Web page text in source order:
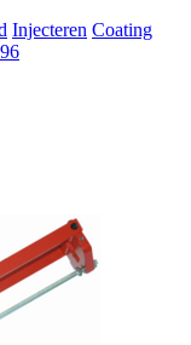
Injecteren Coating